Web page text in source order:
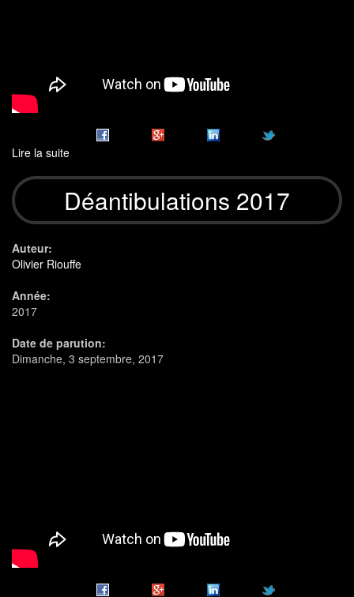
Lire la suite
présentation
2017
Déantibulations 2017
Auteur:
Olivier Riouffe
Année:
2017
Date de parution:
Dimanche, 3 septembre, 2017